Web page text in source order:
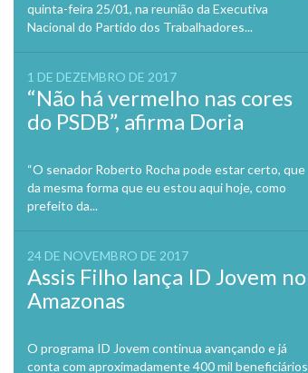
quinta-feira 25/01, na reunião da Executiva
Nacional do Partido dos Trabalhadores...
1 DE DEZEMBRO DE 2017
“Não há vermelho nas cores
do PSDB”, afirma Doria
“O senador Roberto Rocha pode estar certo, que
da mesma forma que eu estou aqui hoje, como
prefeito da...
24 DE NOVEMBRO DE 2017
Assis Filho lança ID Jovem no
Amazonas
O programa ID Jovem continua avançando e já
conta com aproximadamente 400 mil beneficiários